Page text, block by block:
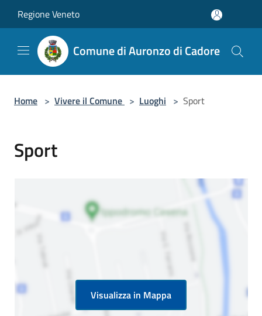
Regione Veneto
Comune di Auronzo di Cadore
Home > Vivere il Comune > Luoghi > Sport
Sport
Visualizza in Mappa